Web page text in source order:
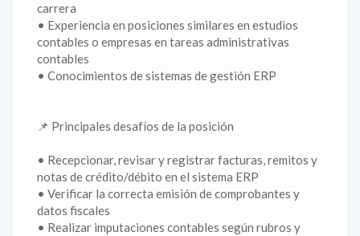
carrera
• Experiencia en posiciones similares en estudios
contables o empresas en tareas administrativas
contables
• Conocimientos de sistemas de gestión ERP
📌 Principales desafíos de la posición
• Recepcionar, revisar y registrar facturas, remitos y
notas de crédito/débito en el sistema ERP
• Verificar la correcta emisión de comprobantes y
datos fiscales
• Realizar imputaciones contables según rubros y